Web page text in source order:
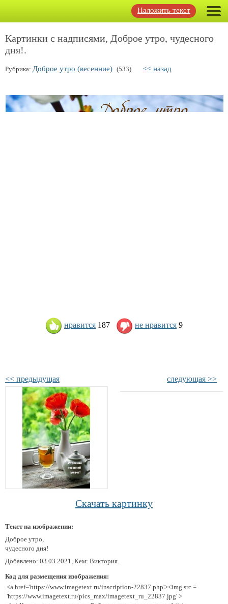
Наложить текст
Картинки с надписями, Доброе утро, чудесного
дня!.
Рубрика: Доброе утро (весенние) (533) << назад
нравится 187 не нравится 9
<< предыдущая следующая >>
Скачать картинку
Текст на изображении:
Доброе утро,
чудесного дня!
Добавлено: 03.03.2021, Кем: Виктория.
Код для размещения изображения:
<a href='https://www.imagetext.ru/inscription-22837.php'><img src =
'https://www.imagetext.ru/pics_max/imagetext_ru_22837.jpg' >